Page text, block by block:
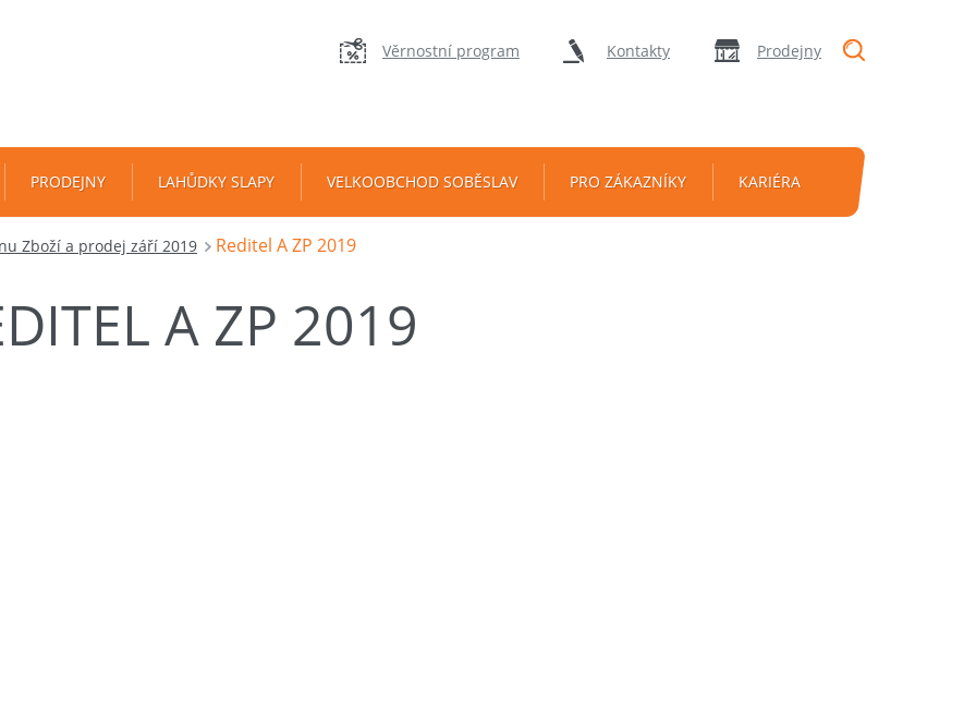
Věrnostní program Kontakty Prodejny
PRODEJNY LAHŮDKY SLAPY VELKOOBCHOD SOBĚSLAV PRO ZÁKAZNÍKY KARIÉRA
Zboží a prodej září 2019 Reditel A ZP 2019
A ZP 2019